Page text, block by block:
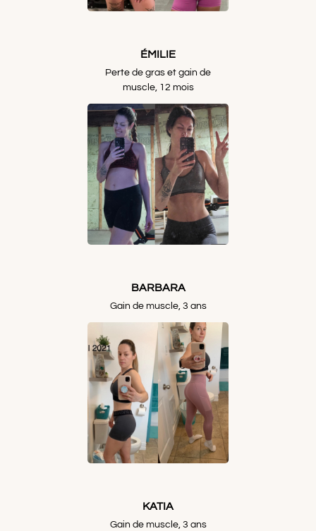
ÉMILIE
Perte de gras et gain de
muscle, 12 mois
BARBARA
Gain de muscle, 3 ans
KATIA
Gain de muscle, 3 ans